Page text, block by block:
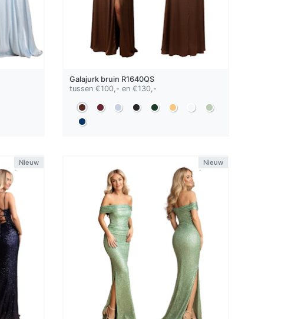
Galajurk bruin R1640QS
tussen €100,- en €130,-
Nieuw Nieuw